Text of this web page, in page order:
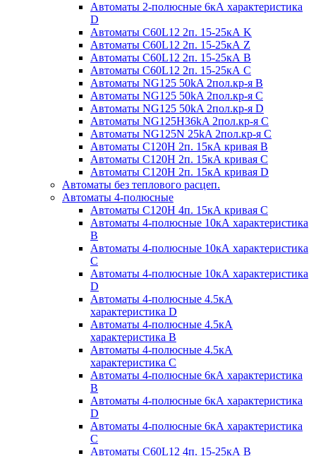
Автоматы 2-полюсные 6кА характеристика
D
Автоматы C60L12 2п. 15-25кА K
Автоматы C60L12 2п. 15-25кА Z
Автоматы C60L12 2п. 15-25кА B
Автоматы C60L12 2п. 15-25кА C
Автоматы NG125 50kA 2пол.кр-я B
Автоматы NG125 50kA 2пол.кр-я C
Автоматы NG125 50kA 2пол.кр-я D
Автоматы NG125H36kA 2пол.кр-я C
Автоматы NG125N 25kA 2пол.кр-я C
Автоматы С120H 2п. 15кА кривая B
Автоматы С120H 2п. 15кА кривая C
Автоматы С120H 2п. 15кА кривая D
Автоматы без теплового расцеп.
Автоматы 4-полюсные
Автоматы С120H 4п. 15кА кривая C
Автоматы 4-полюсные 10кА характеристика
B
Автоматы 4-полюсные 10кА характеристика
C
Автоматы 4-полюсные 10кА характеристика
D
Автоматы 4-полюсные 4.5кА
характеристика D
Автоматы 4-полюсные 4.5кА
характеристика В
Автоматы 4-полюсные 4.5кА
характеристика С
Автоматы 4-полюсные 6кА характеристика
B
Автоматы 4-полюсные 6кА характеристика
D
Автоматы 4-полюсные 6кА характеристика
С
Автоматы C60L12 4п. 15-25кА B